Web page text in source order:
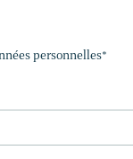
personnelles*